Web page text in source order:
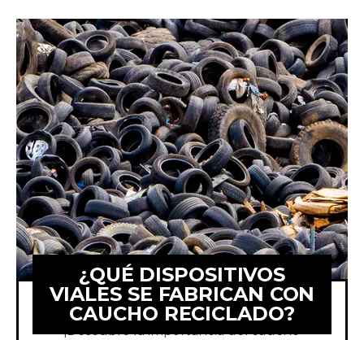
¿QUÉ DISPOSITIVOS
VIALES SE FABRICAN CON
CAUCHO RECICLADO?
¡Descubre la importancia del caucho